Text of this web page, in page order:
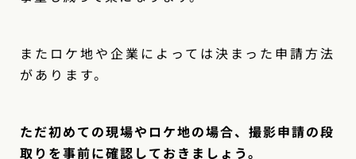
またロケ地や企業によっては決まった申請方法
があります。
ただ初めての現場やロケ地の場合、撮影申請の段
取りを事前に確認しておきましょう。